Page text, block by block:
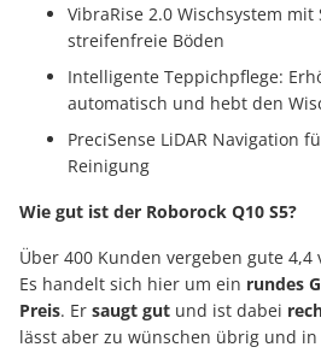
VibraRise 2.0 Wischsystem
streifenfreie Böden
Intelligente Teppichpflege:
automatisch und hebt den
PreciSense LiDAR Navigation
Reinigung
Wie gut ist der Roborock Q10 S5?
Über 400 Kunden vergeben gute
Es handelt sich hier um ein rundes
Preis. Er saugt gut und ist dabei
lässt aber zu wünschen übrig und